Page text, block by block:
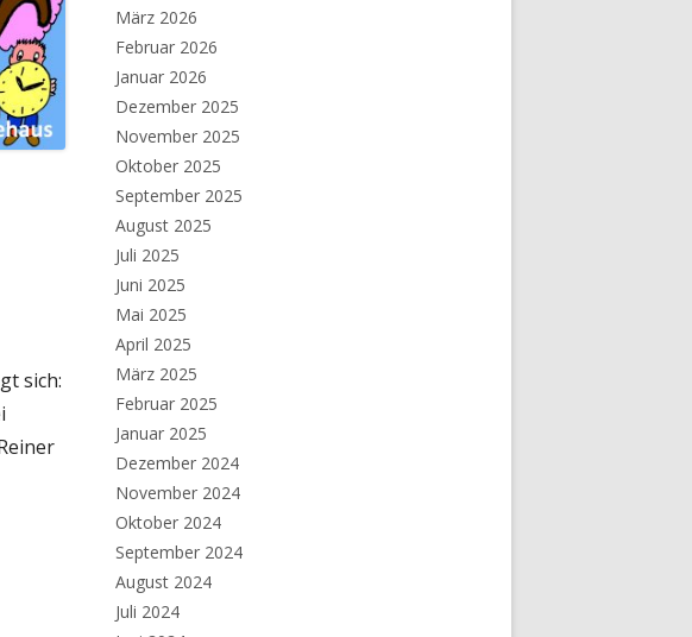
sich:
März 2026
Februar 2026
Januar 2026
Dezember 2025
November 2025
Oktober 2025
September 2025
August 2025
Juli 2025
Juni 2025
Mai 2025
April 2025
März 2025
Februar 2025
Januar 2025
Dezember 2024
November 2024
Oktober 2024
September 2024
August 2024
Juli 2024